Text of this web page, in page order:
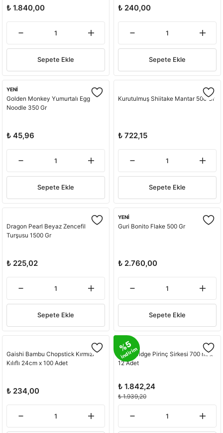
₺ 1.840,00
Sepete Ekle
₺ 240,00
Sepete Ekle
YENİ
Golden Monkey Yumurtalı Egg
Noodle 350 Gr
₺ 45,96
Sepete Ekle
Kurutulmuş Shiitake Mantar 500 Gr
₺ 722,15
Sepete Ekle
Dragon Pearl Beyaz Zencefil
Turşusu 1500 Gr
₺ 225,02
Sepete Ekle
YENİ
Guri Bonito Flake 500 Gr
₺ 2.760,00
Sepete Ekle
Gaishi Bambu Chopstick Kırmızı
Kılıflı 24cm x 100 Adet
₺ 234,00
%5
indirim
Jade Bridge Pirinç Sirkesi 700 ml x
12 Adet
₺ 1.842,24
₺ 1.939,20